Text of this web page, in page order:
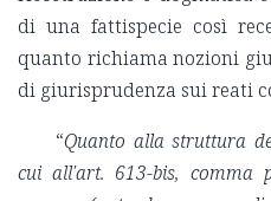
di una fattispecie così
quanto richiama nozioni
di giurisprudenza sui reati
“Quanto alla struttura
cui all'art. 613-bis, comma